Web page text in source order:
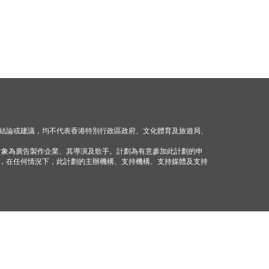
或建議，均不代表香港特別行政區政府、文化體育及旅遊局、
為廣告製作企業、其導演及歌手。計劃為有意參加此計劃的申
任何情況下，此計劃的主辦機構、支持機構、支持媒體及支持